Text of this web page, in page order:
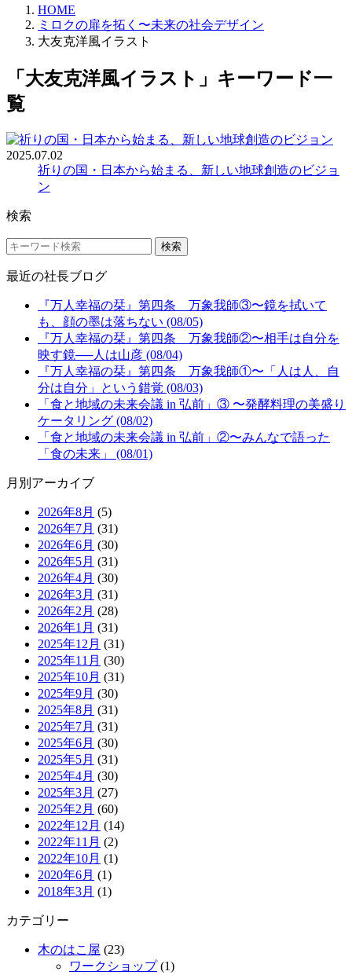
HOME
ミロクの扉を拓く〜未来の社会デザイン
大友克洋風イラスト
「大友克洋風イラスト」キーワード一
覧
2025.07.02
祈りの国・日本から始まる、新しい地球創造のビジョ
ン
検索
検索
最近の社長ブログ
『万人幸福の栞』第四条 万象我師③〜鏡を拭いて
も、顔の墨は落ちない (08/05)
『万人幸福の栞』第四条 万象我師②〜相手は自分を
映す鏡──人は山彦 (08/04)
『万人幸福の栞』第四条 万象我師①〜「人は人、自
分は自分」という錯覚 (08/03)
「食と地域の未来会議 in 弘前」③ 〜発酵料理の美盛り
ケータリング (08/02)
「食と地域の未来会議 in 弘前」②〜みんなで語った
「食の未来」 (08/01)
月別アーカイブ
2026年8月 (5)
2026年7月 (31)
2026年6月 (30)
2026年5月 (31)
2026年4月 (30)
2026年3月 (31)
2026年2月 (28)
2026年1月 (31)
2025年12月 (31)
2025年11月 (30)
2025年10月 (31)
2025年9月 (30)
2025年8月 (31)
2025年7月 (31)
2025年6月 (30)
2025年5月 (31)
2025年4月 (30)
2025年3月 (27)
2025年2月 (60)
2022年12月 (14)
2022年11月 (2)
2022年10月 (1)
2020年6月 (1)
2018年3月 (1)
カテゴリー
木のはこ屋 (23)
ワークショップ(1)